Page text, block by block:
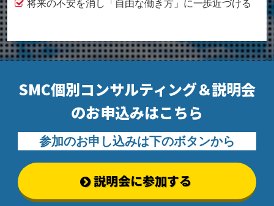
将来の不安を消し「自由な働き方」に一歩近づける
SMC個別コンサルティング＆説明会
のお申込みはこちら
参加のお申し込みは下のボタンから
説明会に参加する